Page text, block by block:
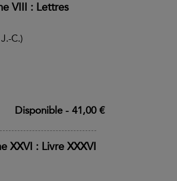
VIII : Lettres
C.)
Disponible- 41,00 €
XXVI : Livre XXXVI